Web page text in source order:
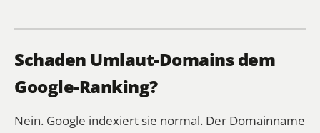
Schaden Umlaut-Domains dem
Google-Ranking?
Nein. Google indexiert sie normal. Der Domainname